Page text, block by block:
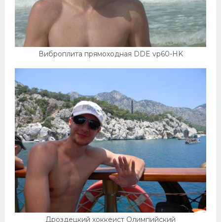
Виброплита прямоходная DDE vp60-HK
Дроздецкий хоккеист Олимпийский